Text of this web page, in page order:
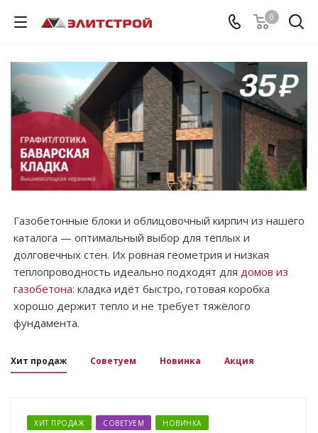
0
Газобетонные блоки и облицовочный кирпич из нашего
каталога — оптимальный выбор для тёплых и
долговечных стен. Их ровная геометрия и низкая
теплопроводность идеально подходят для домов из
газобетона: кладка идёт быстро, готовая коробка
хорошо держит тепло и не требует тяжёлого
фундамента.
Хит продаж Советуем Новинка Акция
ХИТ ПРОДАЖ СОВЕТУЕМ НОВИНКА